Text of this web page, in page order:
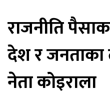
राजनीति
देश र जनताका
नेता कोइराला